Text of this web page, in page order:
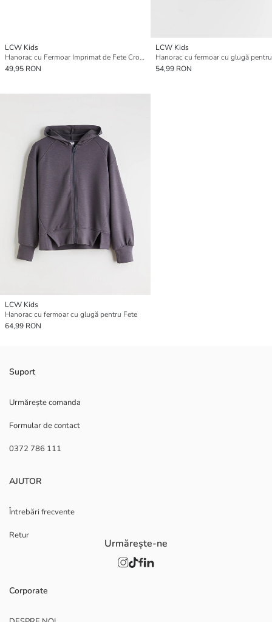
LCW Kids
Hanorac cu Fermoar Imprimat de Fete Croială Regular
49,95 RON
LCW Kids
Hanorac cu fermoar cu glugă
54,99 RON
LCW Kids
Hanorac cu fermoar cu glugă pentru Fete
64,99 RON
Suport
Urmărește comanda
Formular de contact
0372 786 111
AJUTOR
Întrebări frecvente
Retur
Corporate
Urmărește-ne